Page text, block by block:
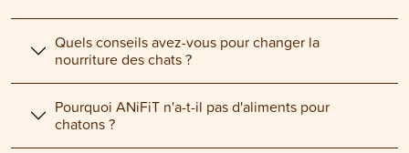
Quels conseils avez-vous pour changer la
nourriture des chats ?
Pourquoi ANiFiT n'a-t-il pas d'aliments pour
chatons ?